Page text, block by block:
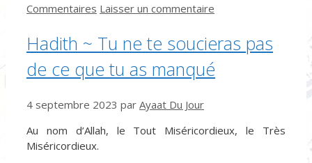
Catégories
Commentaires Laisser un commentaire
Hadith ~ Tu ne te soucieras pas
de ce que tu as manqué
4 septembre 2023 par Ayaat Du Jour
Au nom d’Allah, le Tout Miséricordieux, le Très
Miséricordieux.